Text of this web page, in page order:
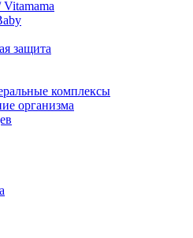
защита
комплексы
организма